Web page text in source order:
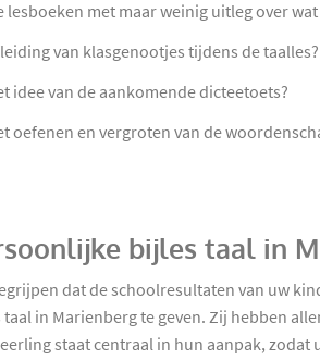
lesboeken met maar weinig uitleg over
van klasgenootjes tijdens de taalles?
idee van de aankomende dicteetoets?
oefenen en vergroten van de
bijles taal in
dat de schoolresultaten van uw
taal in Marienberg te geven. Zij hebben
staat centraal in hun aanpak, zodat